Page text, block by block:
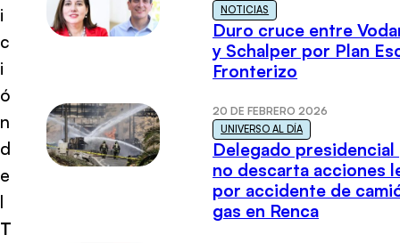
i
c
i
ó
n
d
e
l
T
NOTICIAS
Duro cruce entre
y Schalper por Plan
Fronterizo
20 DE FEBRERO 2026
UNIVERSO AL DÍA
Delegado presidencial
no descarta acciones
por accidente de
gas en Renca